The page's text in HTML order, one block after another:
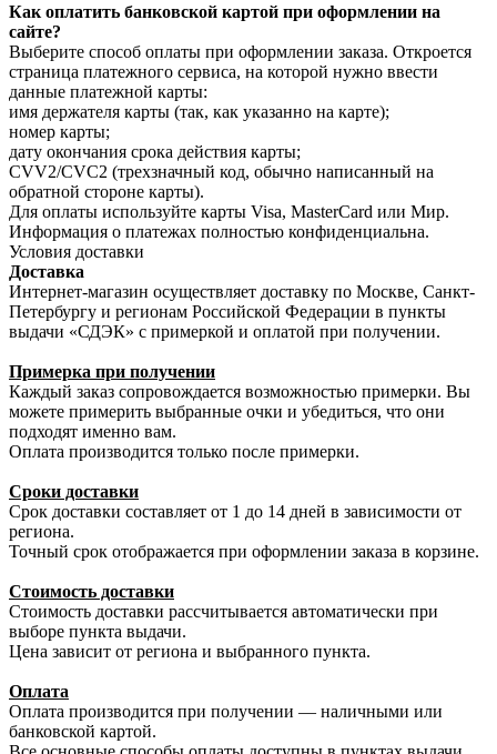
Как оплатить банковской картой при оформлении на
сайте?
Выберите способ оплаты при оформлении заказа. Откроется
страница платежного сервиса, на которой нужно ввести
данные платежной карты:
имя держателя карты (так, как указанно на карте);
номер карты;
дату окончания срока действия карты;
CVV2/CVC2 (трехзначный код, обычно написанный на
обратной стороне карты).
Для оплаты используйте карты Visa, MasterCard или Мир.
Информация о платежах полностью конфиденциальна.
Условия доставки
Доставка
Интернет-магазин осуществляет доставку по Москве, Санкт-
Петербургу и регионам Российской Федерации в пункты
выдачи «СДЭК» с примеркой и оплатой при получении.
Примерка при получении
Каждый заказ сопровождается возможностью примерки. Вы
можете примерить выбранные очки и убедиться, что они
подходят именно вам.
Оплата производится только после примерки.
Сроки доставки
Срок доставки составляет от 1 до 14 дней в зависимости от
региона.
Точный срок отображается при оформлении заказа в корзине.
Стоимость доставки
Стоимость доставки рассчитывается автоматически при
выборе пункта выдачи.
Цена зависит от региона и выбранного пункта.
Оплата
Оплата производится при получении — наличными или
банковской картой.